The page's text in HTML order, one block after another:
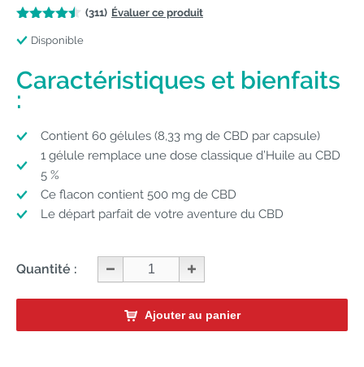
(311) Évaluer ce produit
Disponible
Caractéristiques et bienfaits
:
Contient 60 gélules (8,33 mg de CBD par capsule)
1 gélule remplace une dose classique d’Huile au CBD
5 %
Ce flacon contient 500 mg de CBD
Le départ parfait de votre aventure du CBD
Quantité :
Ajouter au panier